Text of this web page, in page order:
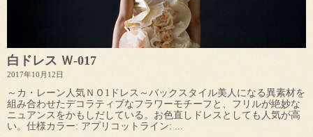
白ドレス Ｗ-017
2017年10月12日
～カ・レーン人気ＮＯ1ドレス～バックスタイル美人になる異素材を
組み合わせたデコラティブなフラワーモチーフと、フリルが絶妙な
ニュアンスをかもしだしている。お色直しドレスとしても人気が高
い。仕様カラー: アプリコットライン: ...